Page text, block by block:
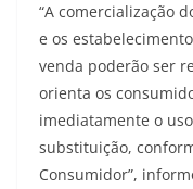
“A comercialização
e os
venda poderão ser
orienta os
imediatamente o
substituição,
Consumidor”,